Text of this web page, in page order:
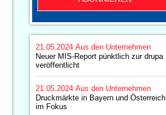
21.05.2024 Aus den Unternehmen
Neuer MIS-Report pünktlich zur drupa
veröffentlicht
21.05.2024 Aus den Unternehmen
Druckmärkte in Bayern und Österreich
im Fokus